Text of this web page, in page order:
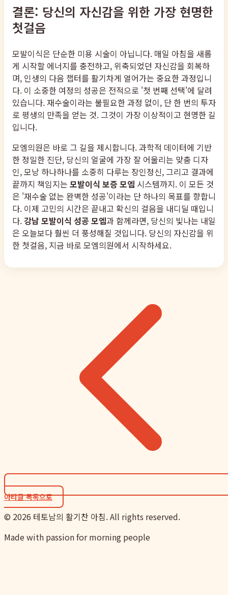
결론: 당신의 자신감을 위한 가장 현명한
첫걸음
모발이식은 단순한 미용 시술이 아닙니다. 매일 아침을 새롭
게 시작할 에너지를 충전하고, 위축되었던 자신감을 회복하
며, 인생의 다음 챕터를 활기차게 열어가는 중요한 과정입니
다. 이 소중한 여정의 성공은 전적으로 '첫 번째 선택'에 달려
있습니다. 재수술이라는 불필요한 과정 없이, 단 한 번의 투자
로 평생의 만족을 얻는 것. 그것이 가장 이상적이고 현명한 길
입니다.
모엠의원은 바로 그 길을 제시합니다. 과학적 데이터에 기반
한 정밀한 진단, 당신의 얼굴에 가장 잘 어울리는 맞춤 디자
인, 모낭 하나하나를 소중히 다루는 장인정신, 그리고 결과에
끝까지 책임지는 모발이식 보증 모엠 시스템까지. 이 모든 것
은 '재수술 없는 완벽한 성공'이라는 단 하나의 목표를 향합니
다. 이제 고민의 시간은 끝내고 확신의 걸음을 내디딜 때입니
다. 강남 모발이식 성공 모엠과 함께라면, 당신의 빛나는 내일
은 오늘보다 훨씬 더 풍성해질 것입니다. 당신의 자신감을 위
한 첫걸음, 지금 바로 모엠의원에서 시작하세요.
아티클 목록으로
© 2026 테토남의 활기찬 아침. All rights reserved.
Made with passion for morning people